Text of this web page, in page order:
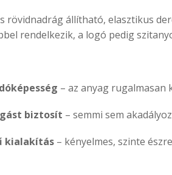
rövidnadrág állítható, elasztikus
rendelkezik, a logó pedig
– az anyag
biztosít – semmi sem
kialakítás – kényelmes, szinte